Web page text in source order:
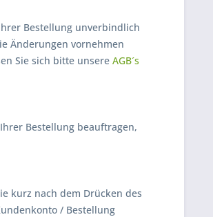
Bestellung unverbindlich
Änderungen vornehmen
Sie sich bitte unsere AGB´s
Bestellung beauftragen,
kurz nach dem Drücken des
/ Bestellung